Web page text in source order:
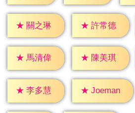
★ 關之琳 ★ 許常德
★ 馬清偉 ★ 陳美琪
★ 李多慧 ★ Joeman